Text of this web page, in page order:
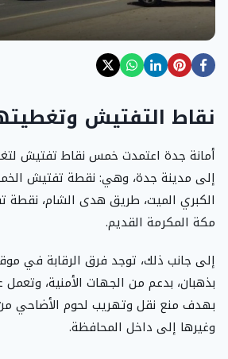
نقاط التفتيش
أمانة جدة اعتمدت خمس نقاط تفتيش
إلى مدينة جدة، وهي: نقطة تفتيش
الكبري الميت، طريق هدى الشام، نقطة
مكة المكرمة القديم.
إلى جانب ذلك، توجد فرق الرقابة في
بذهبان، بدعم من الجهات الأمنية،
بهدف منع نقل وتهريب لحوم الأضاحي
وغيرها إلى داخل المحافظة.